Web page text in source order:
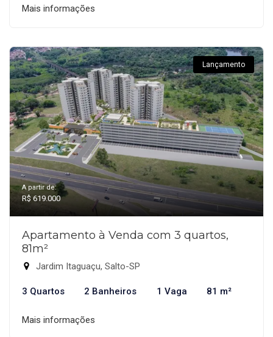
Mais informações
Lançamento
A partir de:
R$ 619.000
Apartamento à Venda com 3 quartos,
81m²
Jardim Itaguaçu, Salto-SP
3 Quartos 2 Banheiros 1 Vaga 81 m²
Mais informações